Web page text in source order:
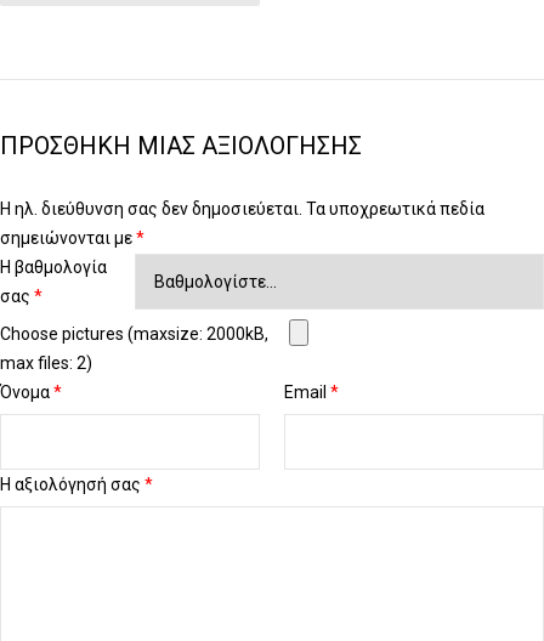
ΠΡΟΣΘΉΚΗ ΜΊΑΣ ΑΞΙΟΛΌΓΗΣΗΣ
Η ηλ. διεύθυνση σας δεν δημοσιεύεται. Τα υποχρεωτικά πεδία
σημειώνονται με*
Η βαθμολογία
σας *
Η αξιολόγησή σας *
Choose pictures (maxsize: 2000kB,
max files: 2)
Όνομα* Email *